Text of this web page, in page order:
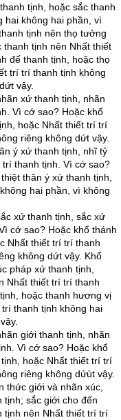
tịnh, hoặc sắc thanh
hai không hai phần, vì
tịnh nên thọ tưởng
tịnh nên Nhất thiết
đế thanh tịnh, hoặc thọ
trí trí thanh tịnh không
vậy.
xứ thanh tịnh, nhãn
Vì cớ sao? Hoặc khổ
hoặc Nhất thiết trí trí
riêng không dứt vậy.
ý xứ thanh tịnh, nhĩ tỷ
thanh tịnh. Vì cớ sao?
thân ý xứ thanh tịnh,
hai phần, vì không
xứ thanh tịnh, sắc xứ
cớ sao? Hoặc khổ thánh
Nhất thiết trí trí thanh
không dứt vậy. Khổ
pháp xứ thanh tịnh,
Nhất thiết trí trí thanh
hoặc thanh hương vị
thanh tịnh không hai
giới thanh tịnh, nhãn
Vì cớ sao? Hoặc khổ
hoặc Nhất thiết trí trí
riêng không dứùt vậy.
thức giới và nhãn xúc,
tịnh; sắc giới cho đến
tịnh nên Nhất thiết trí trí